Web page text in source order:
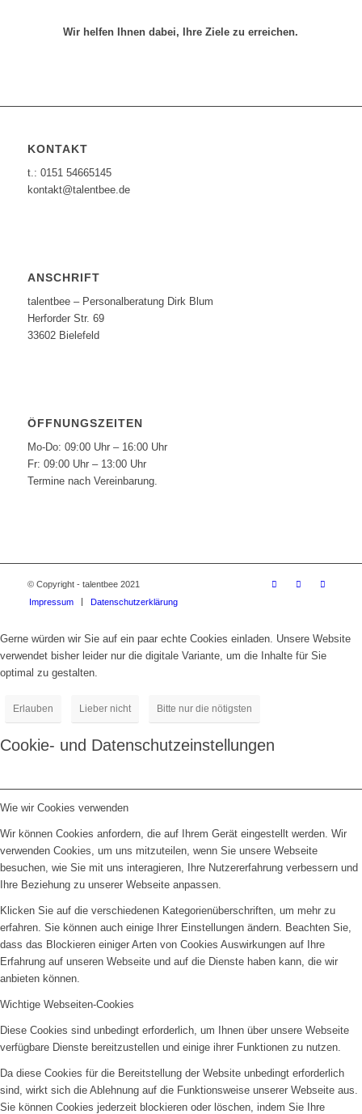
Wir helfen Ihnen dabei, Ihre Ziele zu erreichen.
KONTAKT
t.: 0151 54665145
kontakt@talentbee.de
ANSCHRIFT
talentbee – Personalberatung Dirk Blum
Herforder Str. 69
33602 Bielefeld
ÖFFNUNGSZEITEN
Mo-Do: 09:00 Uhr – 16:00 Uhr
Fr: 09:00 Uhr – 13:00 Uhr
Termine nach Vereinbarung.
© Copyright - talentbee 2021
Impressum
Datenschutzerklärung
Gerne würden wir Sie auf ein paar echte Cookies einladen. Unsere Website
verwendet bisher leider nur die digitale Variante, um die Inhalte für Sie
optimal zu gestalten.
Erlauben Lieber nicht Bitte nur die nötigsten
Cookie- und Datenschutzeinstellungen
Wie wir Cookies verwenden
Wir können Cookies anfordern, die auf Ihrem Gerät eingestellt werden. Wir
verwenden Cookies, um uns mitzuteilen, wenn Sie unsere Webseite
besuchen, wie Sie mit uns interagieren, Ihre Nutzererfahrung verbessern und
Ihre Beziehung zu unserer Webseite anpassen.
Klicken Sie auf die verschiedenen Kategorienüberschriften, um mehr zu
erfahren. Sie können auch einige Ihrer Einstellungen ändern. Beachten Sie,
dass das Blockieren einiger Arten von Cookies Auswirkungen auf Ihre
Erfahrung auf unseren Webseite und auf die Dienste haben kann, die wir
anbieten können.
Wichtige Webseiten-Cookies
Diese Cookies sind unbedingt erforderlich, um Ihnen über unsere Webseite
verfügbare Dienste bereitzustellen und einige ihrer Funktionen zu nutzen.
Da diese Cookies für die Bereitstellung der Website unbedingt erforderlich
sind, wirkt sich die Ablehnung auf die Funktionsweise unserer Webseite aus.
Sie können Cookies jederzeit blockieren oder löschen, indem Sie Ihre